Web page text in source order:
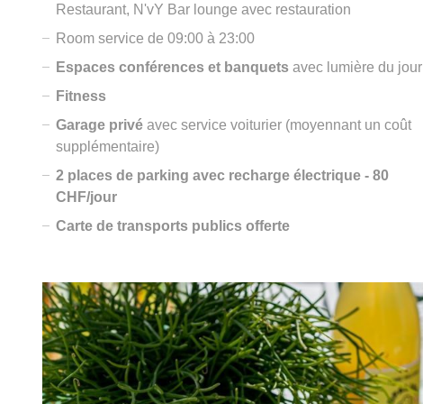
Restaurant, N'vY Bar lounge avec restauration
Room service de 09:00 à 23:00
Espaces conférences et banquets avec lumière du jour
Fitness
Garage privé avec service voiturier (moyennant un coût
supplémentaire)
2 places de parking avec recharge électrique - 80
CHF/jour
Carte de transports publics offerte